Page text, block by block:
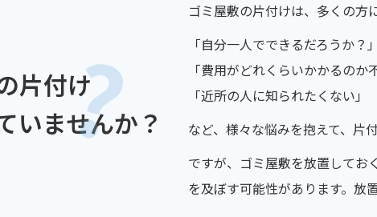
片付け
いませんか？
ゴミ屋敷の片付けは、多くの方
「自分一人でできるだろうか？」
「費用がどれくらいかかるのか
「近所の人に知られたくない」
など、様々な悩みを抱えて、片
ですが、ゴミ屋敷を放置してお
を及ぼす可能性があります。放